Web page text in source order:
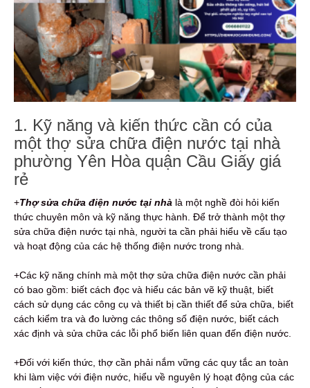
1. Kỹ năng và kiến thức cần có của
một thợ sửa chữa điện nước tại nhà
phường Yên Hòa quận Cầu Giấy giá
rẻ
+Thợ sửa chữa điện nước tại nhà là một nghề đòi hỏi kiến
thức chuyên môn và kỹ năng thực hành. Để trở thành một thợ
sửa chữa điện nước tại nhà, người ta cần phải hiểu về cấu tạo
và hoạt động của các hệ thống điện nước trong nhà.
+Các kỹ năng chính mà một thợ sửa chữa điện nước cần phải
có bao gồm: biết cách đọc và hiểu các bản vẽ kỹ thuật, biết
cách sử dụng các công cụ và thiết bị cần thiết để sửa chữa, biết
cách kiểm tra và đo lường các thông số điện nước, biết cách
xác định và sửa chữa các lỗi phổ biến liên quan đến điện nước.
+Đối với kiến thức, thợ cần phải nắm vững các quy tắc an toàn
khi làm việc với điện nước, hiểu về nguyên lý hoạt động của các